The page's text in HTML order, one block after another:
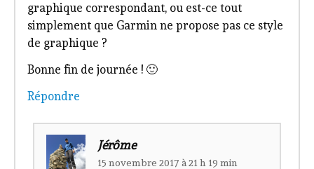
graphique correspondant, ou est-ce tout
simplement que Garmin ne propose pas ce style
de graphique ?
Bonne fin de journée ! 🙂
Répondre
Jérôme
15 novembre 2017 à 21 h 19 min